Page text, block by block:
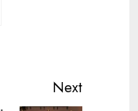
Next